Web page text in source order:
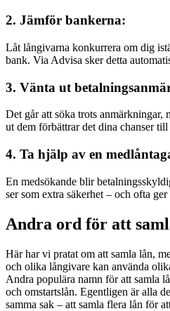
2. Jämför bankerna:
Låt långivarna konkurrera om dig
bank. Via Advisa sker detta
3. Vänta ut
Det går att söka trots anmärkningar,
ut dem förbättrar det dina chanser till
4. Ta hjälp av en
En medsökande blir
ser som extra säkerhet – och ofta ger
Andra ord för att
Här har vi pratat om att samla lån,
och olika långivare kan använda
Andra populära namn för att samla
och omstartslån. Egentligen är alla
samma sak – att samla flera lån för